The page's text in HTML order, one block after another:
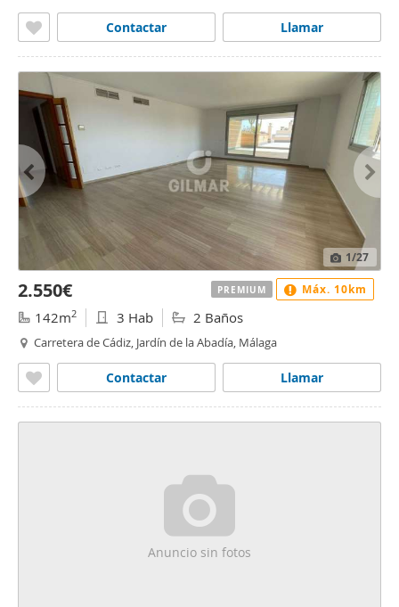
Llamar
Contactar
1/27
2.550€
142m2 3 Hab 2 Baños
Carretera de Cádiz, Jardín de la Abadía, Málaga
Llamar
Contactar
PREMIUM Máx. 10km
Anuncio sin fotos